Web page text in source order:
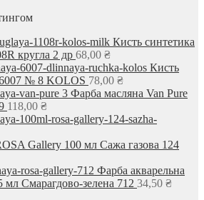
Кисть синтетика
кругла 2 др 68,00 ₴
Кисть
№ 8 KOLOS 78,00 ₴
Фарба масляна Van Pure
118,00 ₴
Gallery 100 мл Сажа газова 124
Фарба акварельна
Смарагдово-зелена 712 34,50 ₴